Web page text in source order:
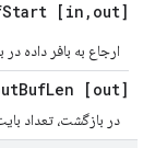
[in
, out] out
Start
ارجاع به بافر داده
[out] out
BufLen
در بازگشت، تعداد